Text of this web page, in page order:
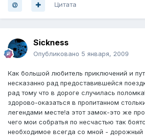
Цитата
Sickness
Опубликовано 5 января, 2009
Как большой любитель приключений и
несказанно рад предоставившейся
рад тому что в дороге случилась
здорово-оказаться в пропитанном
легендами месте!а этот замок-это же
чего мои собратья по несчастью так
необходимое всегда со мной -